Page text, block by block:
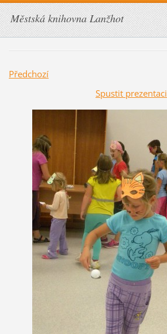
Městská knihovna Lanžhot
Předchozí
Spustit prezentaci